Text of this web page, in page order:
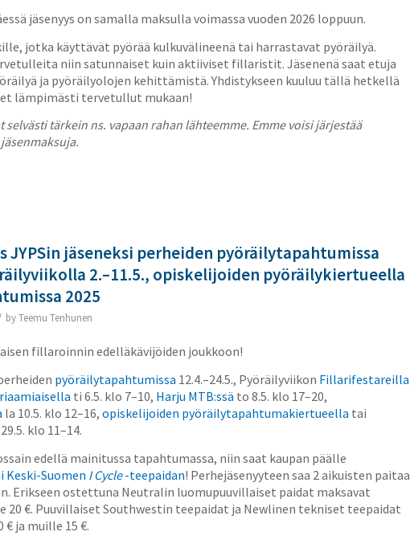
jäsenyys on samalla maksulla voimassa vuoden 2026 loppuun.
jotka käyttävät pyörää kulkuvälineenä tai harrastavat pyöräilyä.
niin satunnaiset kuin aktiiviset fillaristit. Jäsenenä saat etuja
ja pyöräilyolojen kehittämistä. Yhdistykseen kuuluu tällä hetkellä
lämpimästi tervetullut mukaan!
selvästi tärkein ns. vapaan rahan lähteemme. Emme voisi järjestää
jäseneksi perheiden pyöräilytapahtumissa
2.–11.5., opiskelijoiden pyöräilykiertueella
2025
byTeemu Tenhunen
fillaroinnin edelläkävijöiden joukkoon!
pyöräilytapahtumissa 12.4.–24.5., Pyöräilyviikon Fillarifestareilla
ti 6.5. klo 7–10, Harju MTB:ssä to 8.5. klo 17–20,
la 10.5. klo 12–16, opiskelijoiden pyöräilytapahtumakiertueella tai
klo 11–14.
edellä mainitussa tapahtumassa, niin saat kaupan päälle
Keski-Suomen I Cycle-teepaidan! Perhejäsenyyteen saa 2 aikuisten paitaa
Erikseen ostettuna Neutralin luomupuuvillaiset paidat maksavat
20 €. Puuvillaiset Southwestin teepaidat ja Newlinen tekniset teepaidat
€ ja muille 15 €.